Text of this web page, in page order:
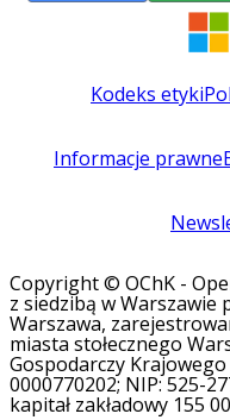
Kodeks etyki
Informacje prawne
Copyright © OChK -
z siedzibą w Warszawie
Warszawa,
miasta stołecznego
Gospodarczy
0000770202; NIP: 525-
kapitał zakładowy 155